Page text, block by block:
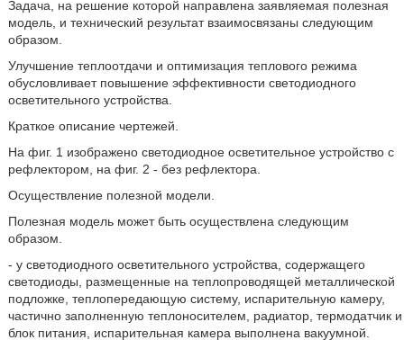
Задача, на решение которой направлена заявляемая полезная
модель, и технический результат взаимосвязаны следующим
образом.
Улучшение теплоотдачи и оптимизация теплового режима
обусловливает повышение эффективности светодиодного
осветительного устройства.
Краткое описание чертежей.
На фиг. 1 изображено светодиодное осветительное устройство с
рефлектором, на фиг. 2 - без рефлектора.
Осуществление полезной модели.
Полезная модель может быть осуществлена следующим
образом.
- у светодиодного осветительного устройства, содержащего
светодиоды, размещенные на теплопроводящей металлической
подложке, теплопередающую систему, испарительную камеру,
частично заполненную теплоносителем, радиатор, термодатчик и
блок питания, испарительная камера выполнена вакуумной.